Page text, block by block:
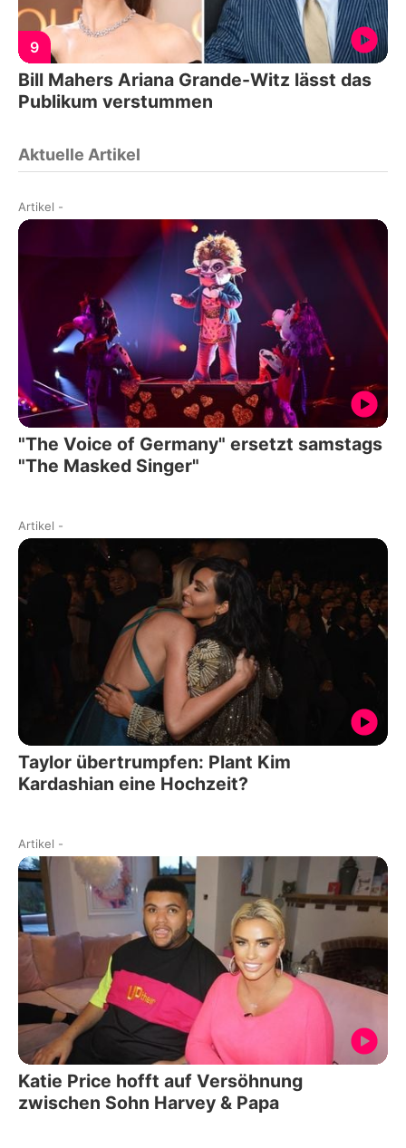
9
Bill Mahers Ariana Grande-Witz lässt das
Publikum verstummen
Aktuelle Artikel
Artikel -
"The Voice of Germany" ersetzt samstags
"The Masked Singer"
Artikel -
Taylor übertrumpfen: Plant Kim
Kardashian eine Hochzeit?
Artikel -
Katie Price hofft auf Versöhnung
zwischen Sohn Harvey & Papa